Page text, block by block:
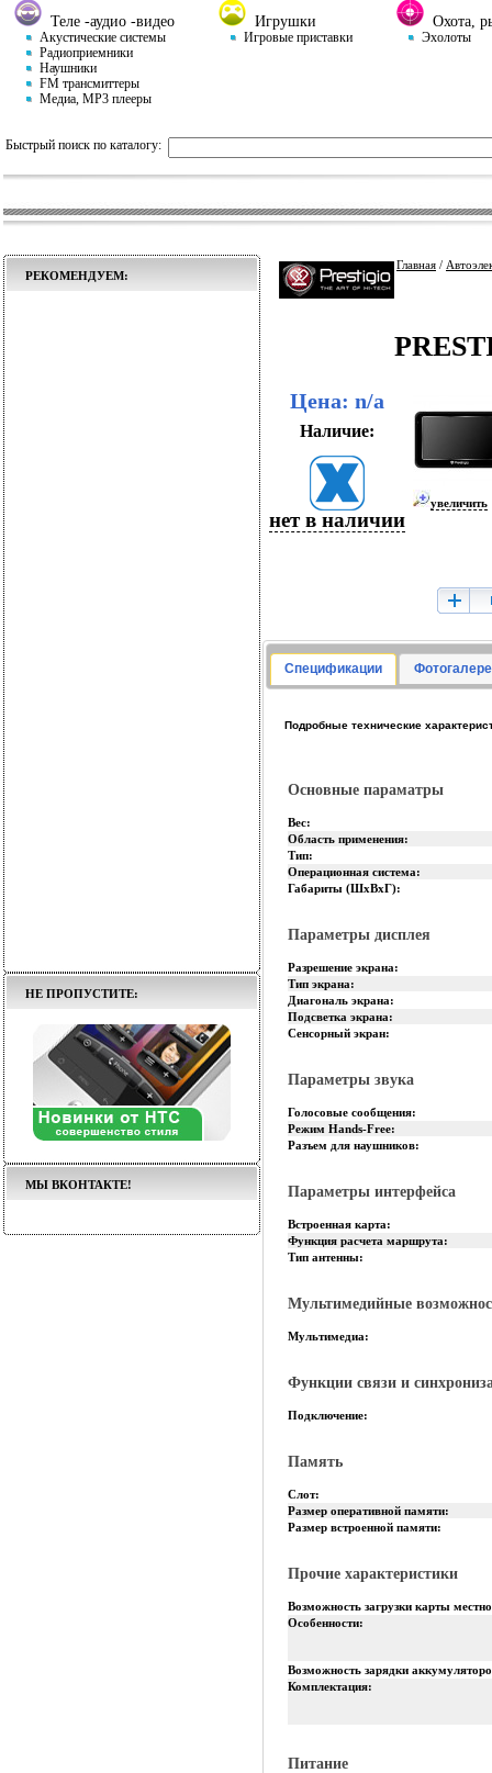
Теле -аудио -видео
Акустические системы
Радиоприемники
Наушники
FM трансмиттеры
Медиа, MP3 плееры
Игрушки
Игровые приставки
Охота,
Эхолоты
Быстрый поиск по каталогу:
РЕКОМЕНДУЕМ:
НЕ ПРОПУСТИТЕ:
МЫ ВКОНТАКТЕ!
Главная /
Цена: n/a
Наличие:
нет в наличии
увеличить
Спецификации
Подробные технические
Основные параматры
Вес:
Область применения:
Тип:
Операционная система:
Габариты (ШхВхГ):
Параметры дисплея
Разрешение экрана:
Тип экрана:
Диагональ экрана:
Подсветка экрана:
Сенсорный экран:
Параметры звука
Голосовые сообщения:
Режим Hands-Free:
Разъем для наушников:
Параметры интерфейса
Встроенная карта:
Функция расчета маршрута:
Тип антенны:
Мультимедийные
Мультимедиа:
Функции связи и
Подключение:
Память
Слот:
Размер оперативной памяти:
Размер встроенной памяти:
Прочие характеристики
Возможность загрузки карты
Особенности:
Возможность зарядки
Комплектация:
Питание